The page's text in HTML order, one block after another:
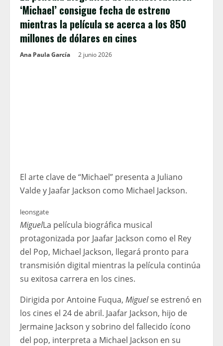
‘Michael’ consigue fecha de estreno
mientras la película se acerca a los 850
millones de dólares en cines
Ana Paula García 2 junio 2026
El arte clave de “Michael” presenta a Juliano
Valde y Jaafar Jackson como Michael Jackson.
leonsgate
MiguelLa película biográfica musical
protagonizada por Jaafar Jackson como el Rey
del Pop, Michael Jackson, llegará pronto para
transmisión digital mientras la película continúa
su exitosa carrera en los cines.
Dirigida por Antoine Fuqua, Miguelse estrenó en
los cines el 24 de abril. Jaafar Jackson, hijo de
Jermaine Jackson y sobrino del fallecido ícono
del pop, interpreta a Michael Jackson en su